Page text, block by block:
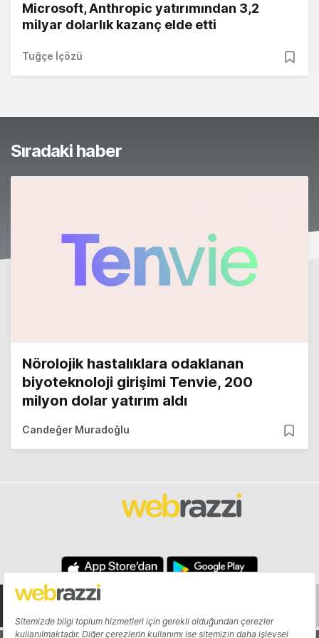
Microsoft, Anthropic yatırımından 3,2
milyar dolarlık kazanç elde etti
Tuğçe İçözü
Sıradaki haber
Nörolojik hastalıklara odaklanan
biyoteknoloji girişimi Tenvie, 200
milyon dolar yatırım aldı
Candeğer Muradoğlu